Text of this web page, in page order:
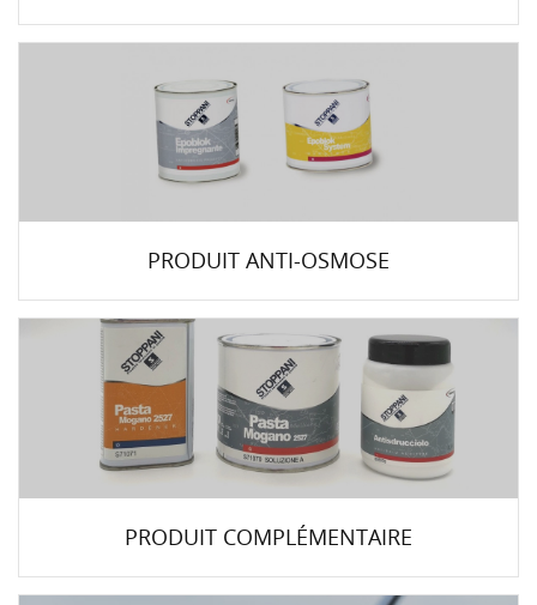
PRODUIT ANTI-OSMOSE
PRODUIT COMPLÉMENTAIRE